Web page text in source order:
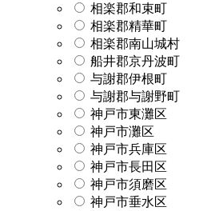
相楽郡和束町
相楽郡精華町
相楽郡南山城村
船井郡京丹波町
与謝郡伊根町
与謝郡与謝野町
神戸市東灘区
神戸市灘区
神戸市兵庫区
神戸市長田区
神戸市須磨区
神戸市垂水区